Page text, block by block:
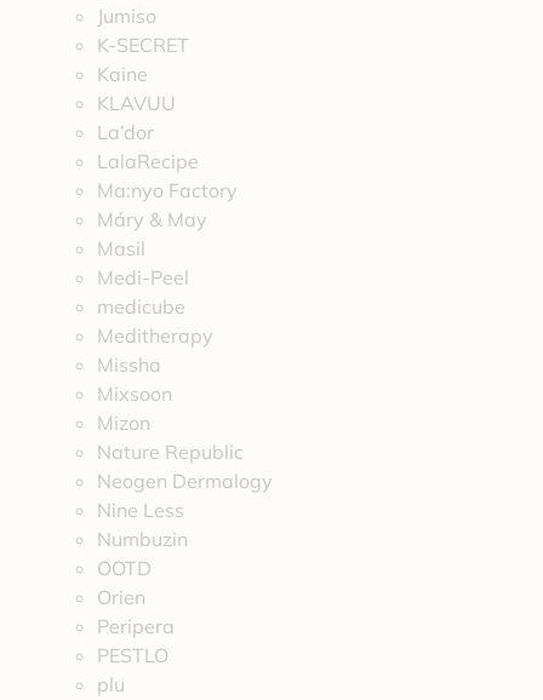
Jumiso
K-SECRET
Kaine
KLAVUU
La’dor
LalaRecipe
Ma:nyo Factory
Máry & May
Masil
Medi-Peel
medicube
Meditherapy
Missha
Mixsoon
Mizon
Nature Republic
Neogen Dermalogy
Nine Less
Numbuzin
OOTD
Orien
Peripera
PESTLO
plu